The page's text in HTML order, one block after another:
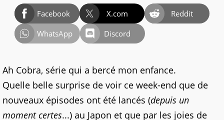
Facebook X.com
Reddit
WhatsApp
Discord
Ah Cobra, série qui a bercé mon enfance.
Quelle belle surprise de voir ce week-end que de
nouveaux épisodes ont été lancés (depuis un
moment certes...) au Japon et que par les joies de